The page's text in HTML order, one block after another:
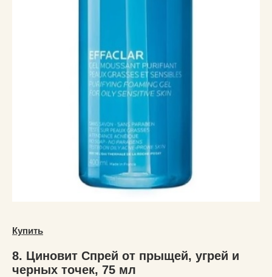
Купить
8. Циновит Спрей от прыщей, угрей и
черных точек, 75 мл